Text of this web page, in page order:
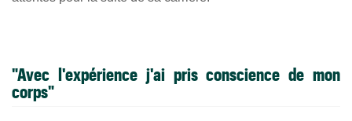
"Avec l'expérience j'ai pris conscience de mon
corps"